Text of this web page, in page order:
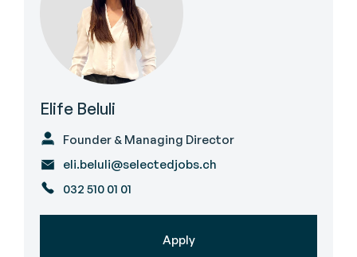
Elife Beluli
Founder & Managing Director
eli.beluli@selectedjobs.ch
032 510 01 01
Apply